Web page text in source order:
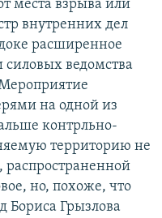
места взрыва или
внутренних дел
расширенное
ведомства
на одной из
контрльно-
территорию не
но, похоже, что
Бориса Грызлова